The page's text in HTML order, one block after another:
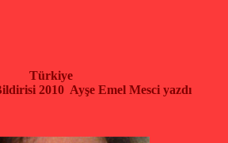
Türkiye
2010 Ayşe Emel Mesci yazdı